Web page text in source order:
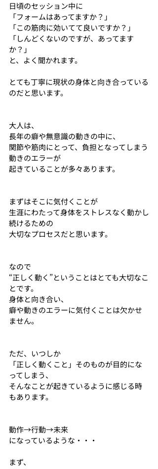
日頃のセッション中に
「フォームはあってますか？」
「この筋肉に効いてて良いですか？」
「しんどくないのですが、あってます
か？」
と、よく聞かれます。
とても丁寧に現状の身体と向き合っている
のだと思います。
大人は、
長年の癖や無意識の動きの中に、
関節や筋肉にとって、負担となってしまう
動きのエラーが
起きていることが多々あります。
まずはそこに気付くことが
生涯にわたって身体をストレスなく動かし
続けるための
大切なプロセスだと思います。
なので
“正しく動く”ということはとても大切なこ
とです。
身体と向き合い、
癖や動きのエラーに気付くことは欠かせ
ません。
ただ、いつしか
「正しく動くこと」そのものが目的にな
ってしまう、
そんなことが起きているように感じる時
もあります。
動作→行動→未来
になっているような・・・
まず、